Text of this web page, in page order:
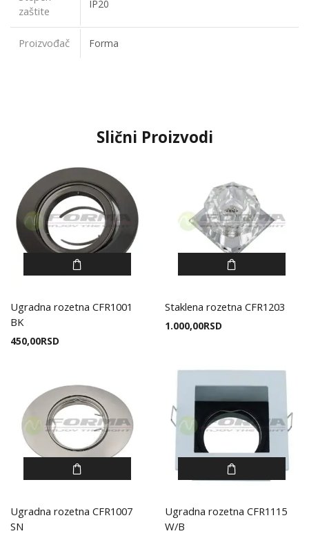
zaštite
IP20
Proizvođač Forma
Slični Proizvodi
Ugradna rozetna CFR1001
BK
450,00RSD
Staklena rozetna CFR1203
1.000,00RSD
Ugradna rozetna CFR1007
SN
Ugradna rozetna CFR1115
W/B